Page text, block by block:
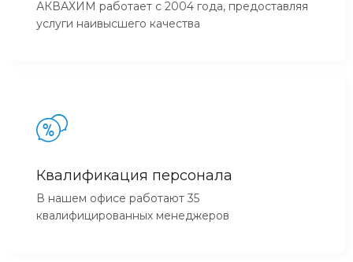
АКВАХИМ работает с 2004 года, предоставляя
услуги наивысшего качества
Квалификация персонала
В нашем офисе работают 35
квалифицированных менеджеров